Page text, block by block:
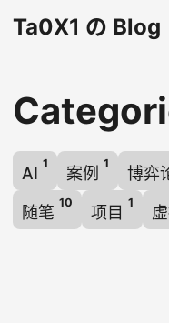
Ta0X1 の Blog
AI
1
案例
1
博弈
随笔
10
项目
1